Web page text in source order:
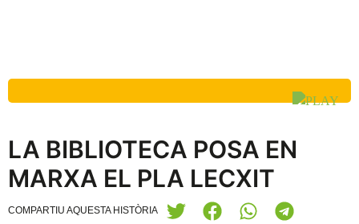
LA BIBLIOTECA POSA EN
MARXA EL PLA LECXIT
COMPARTIU AQUESTA HISTÒRIA